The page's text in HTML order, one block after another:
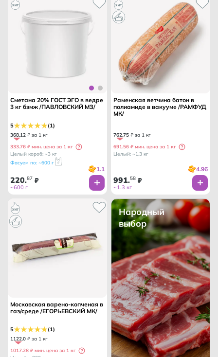
Сметана 20% ГОСТ ЭГО в ведре
3 кг бзмж /ПАВЛОВСКИЙ МЗ/
5 (1)
368.12 ₽ за 1 кг
333.76 ₽ мин. цена за 1 кг
Целый короб: ~3 кг
Фасуем по: ~600 г
1.1
220.87 ₽
~600 г
Раменская ветчина батон в
полиамиде в вакууме /РАМФУД
МК/
762.75 ₽ за 1 кг
691.56 ₽ мин. цена за 1 кг
Целый: ~1.3 кг
4.96
991.58 ₽
~1.3 кг
Московская варено-копченая в
газ/среде /ЕГОРЬЕВСКИЙ МК/
5 (1)
1122.0 ₽ за 1 кг
1017.28 ₽ мин. цена за 1 кг
Народный
выбор